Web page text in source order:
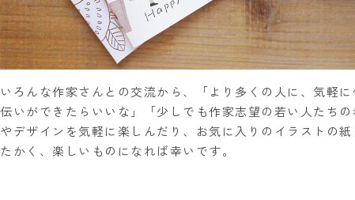
いろんな作家さんとの交流から、「より多くの人に、気軽
伝いができたらいいな」「少しでも作家志望の若い人たち
やデザインを気軽に楽しんだり、お気に入りのイラストの
たかく、楽しいものになれば幸いです。